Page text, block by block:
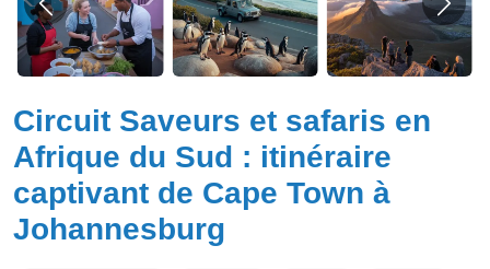
Circuit Saveurs et safaris en
Afrique du Sud : itinéraire
captivant de Cape Town à
Johannesburg